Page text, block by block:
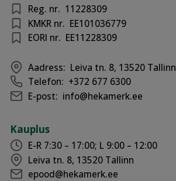
Reg. nr. 11228309
KMKR nr. EE101036779
EORI nr. EE11228309
Aadress: Leiva tn. 8, 13520 Tallinn
Telefon: +372 677 6300
E-post: info@hekamerk.ee
Kauplus
E-R 7:30 – 17:00; L 9:00 – 12:00
Leiva tn. 8, 13520 Tallinn
epood@hekamerk.ee